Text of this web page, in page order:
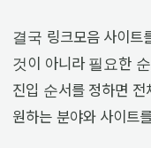
결국 링크모음 사이트
것이 아니라 필요한
진입 순서를 정하면
원하는 분야와 사이트